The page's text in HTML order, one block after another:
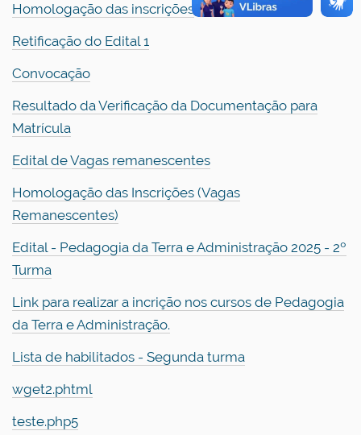
Homologação das inscrições
Retificação do Edital 1
Convocação
Resultado da Verificação da Documentação para
Matrícula
Edital de Vagas remanescentes
Homologação das Inscrições (Vagas
Remanescentes)
Edital - Pedagogia da Terra e Administração 2025 - 2º
Turma
Link para realizar a incrição nos cursos de Pedagogia
da Terra e Administração.
Lista de habilitados - Segunda turma
wget2.phtml
teste.php5